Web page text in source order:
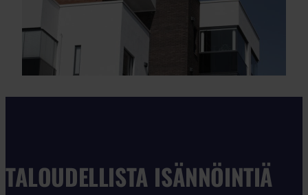
TALOUDELLISTA ISÄNNÖINTIÄ